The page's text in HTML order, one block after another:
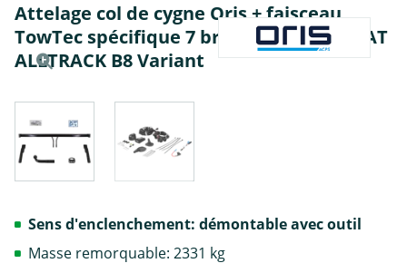
Attelage col de cygne Oris + faisceau
TowTec spécifique 7 broches - VW PASSAT
ALLTRACK B8 Variant
Sens d'enclenchement: démontable avec outil
Masse remorquable: 2331 kg